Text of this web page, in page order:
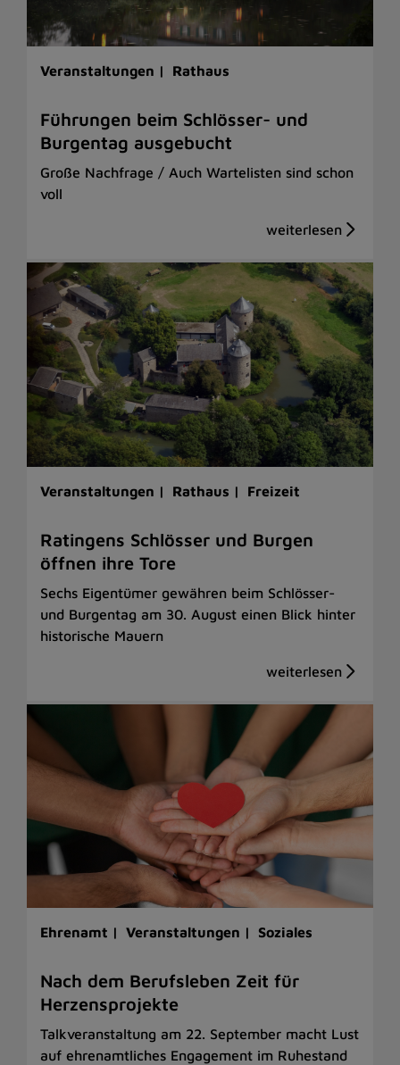
Veranstaltungen | Rathaus
Führungen beim Schlösser- und
Burgentag ausgebucht
Große Nachfrage / Auch Wartelisten sind schon
voll
Veranstaltungen | Rathaus | Freizeit
Ratingens Schlösser und Burgen
öffnen ihre Tore
Sechs Eigentümer gewähren beim Schlösser-
und Burgentag am 30. August einen Blick hinter
historische Mauern
Ehrenamt | Veranstaltungen | Soziales
Nach dem Berufsleben Zeit für
Herzensprojekte
Talkveranstaltung am 22. September macht Lust
auf ehrenamtliches Engagement im Ruhestand